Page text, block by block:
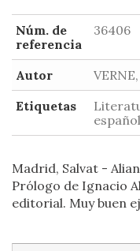
Núm. de
referencia
36406
Autor
Etiquetas
Madrid, Salvat -
Prólogo de Ignacio
editorial. Muy buen